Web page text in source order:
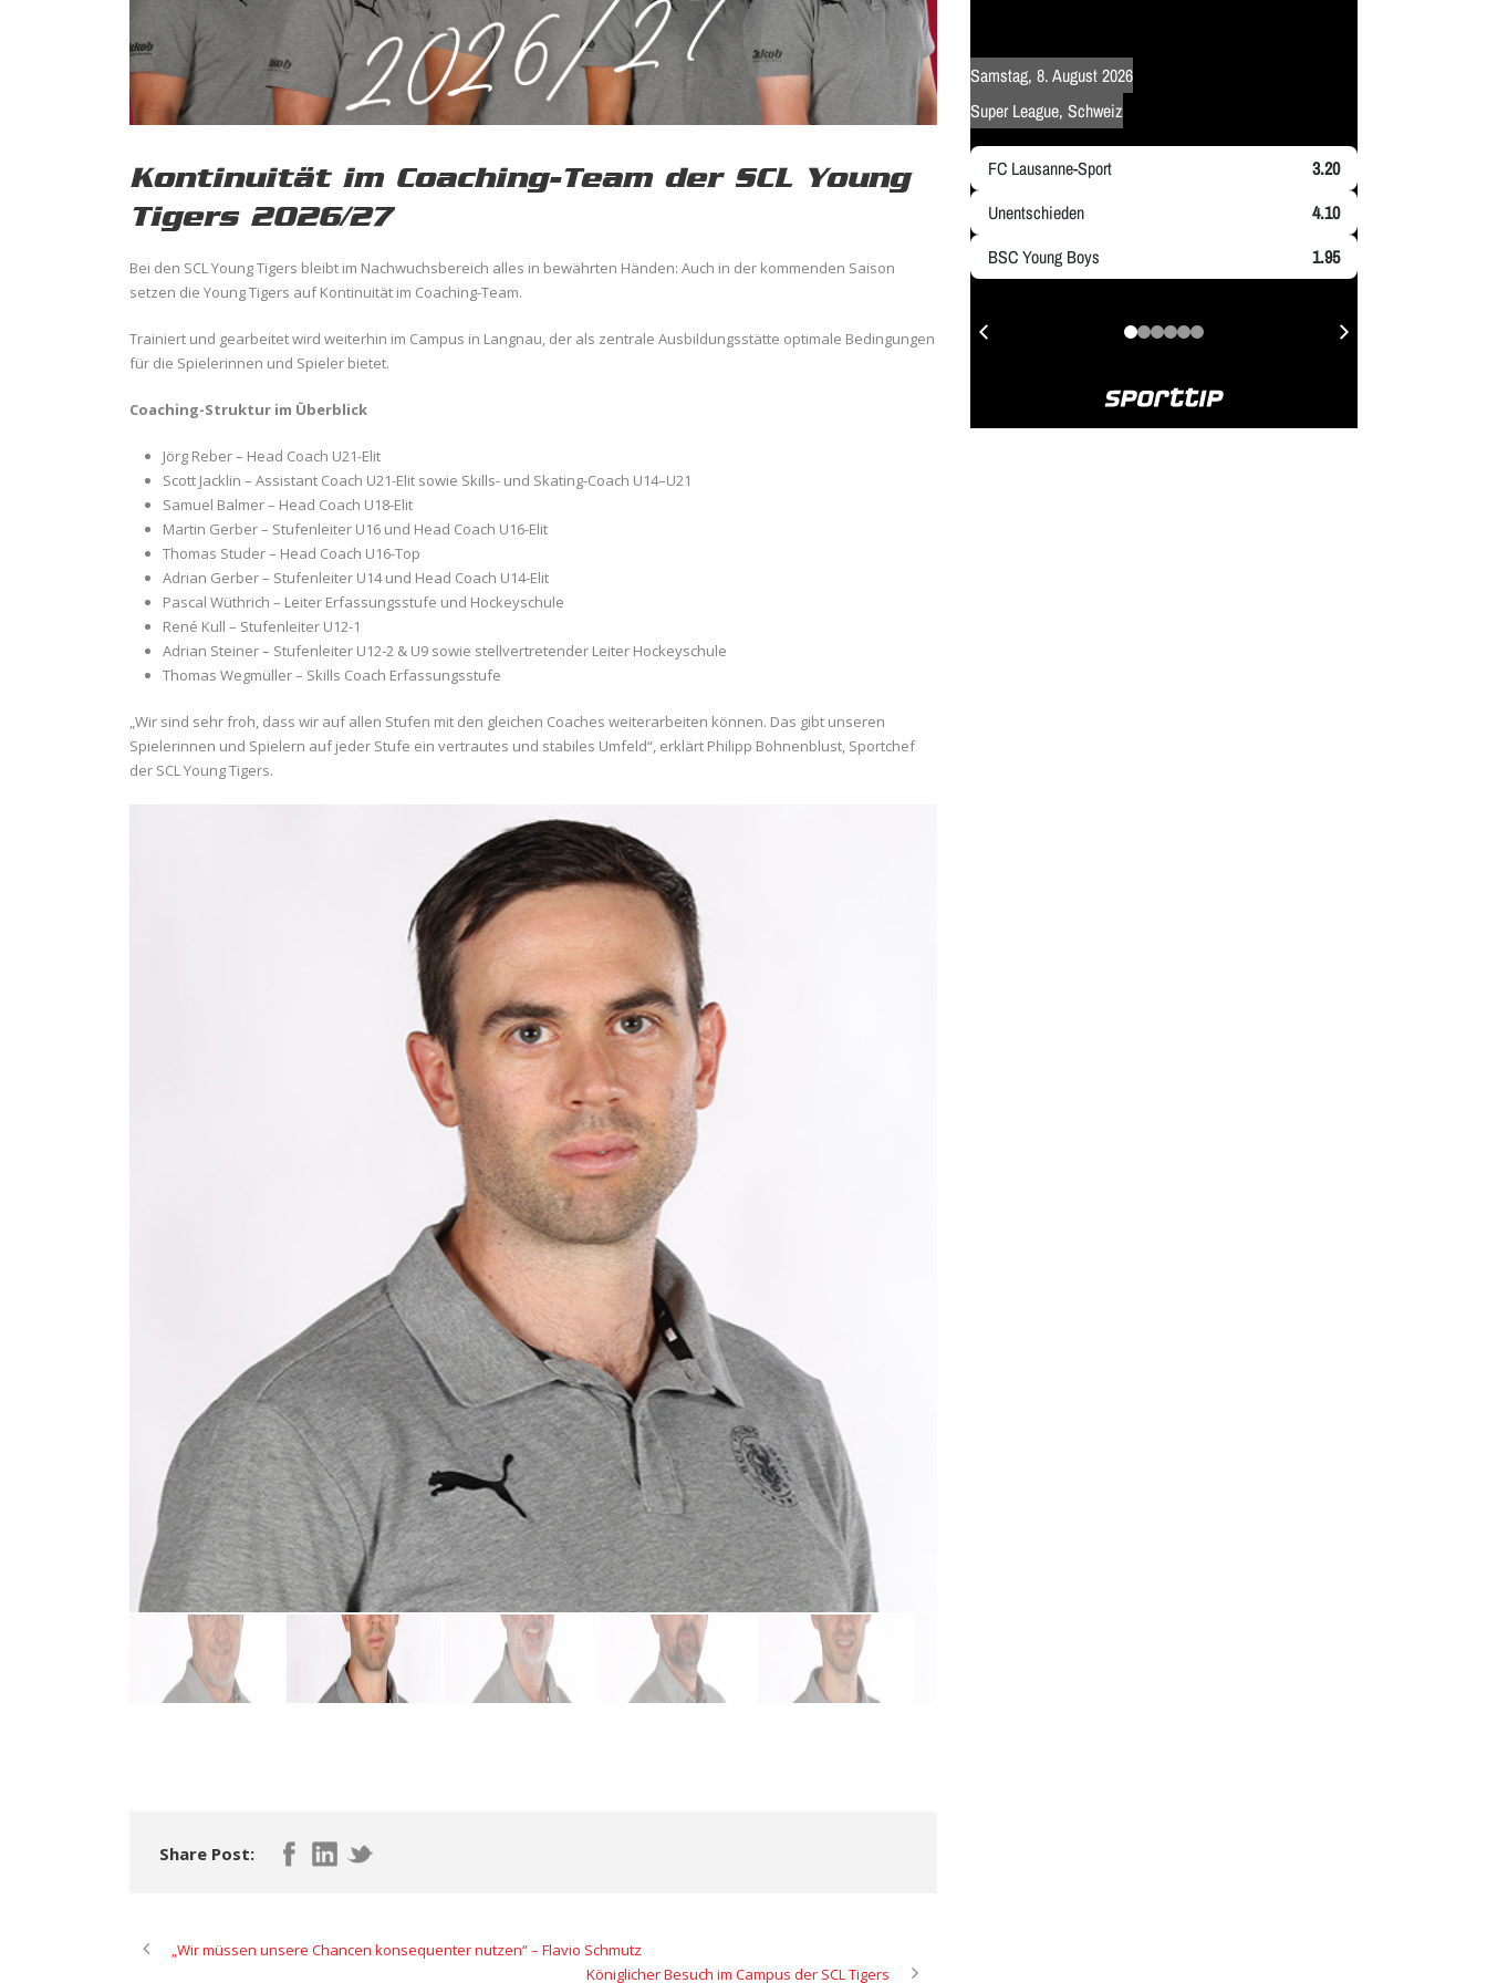
Kontinuität im Coaching-Team der SCL Young
Tigers 2026/27
Bei den SCL Young Tigers bleibt im Nachwuchsbereich alles in bewährten Händen: Auch in der kommenden Saison
setzen die Young Tigers auf Kontinuität im Coaching-Team.
Trainiert und gearbeitet wird weiterhin im Campus in Langnau, der als zentrale Ausbildungsstätte optimale Bedingungen
für die Spielerinnen und Spieler bietet.
Coaching-Struktur im Überblick
Jörg Reber – Head Coach U21-Elit
Scott Jacklin – Assistant Coach U21-Elit sowie Skills- und Skating-Coach U14–U21
Samuel Balmer – Head Coach U18-Elit
Martin Gerber – Stufenleiter U16 und Head Coach U16-Elit
Thomas Studer – Head Coach U16-Top
Adrian Gerber – Stufenleiter U14 und Head Coach U14-Elit
Pascal Wüthrich – Leiter Erfassungsstufe und Hockeyschule
René Kull – Stufenleiter U12-1
Adrian Steiner – Stufenleiter U12-2 & U9 sowie stellvertretender Leiter Hockeyschule
Thomas Wegmüller – Skills Coach Erfassungsstufe
„Wir sind sehr froh, dass wir auf allen Stufen mit den gleichen Coaches weiterarbeiten können. Das gibt unseren
Spielerinnen und Spielern auf jeder Stufe ein vertrautes und stabiles Umfeld“, erklärt Philipp Bohnenblust, Sportchef
der SCL Young Tigers.
Share Post:
„Wir müssen unsere Chancen konsequenter nutzen“ – Flavio Schmutz
Königlicher Besuch im Campus der SCL Tigers